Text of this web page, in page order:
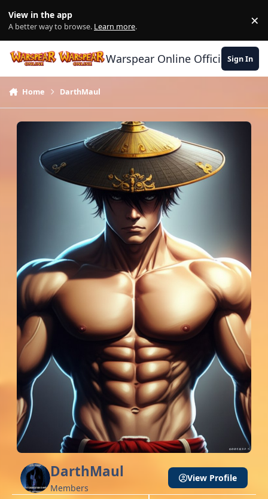
View in the app
A better way to browse. Learn more. ×
Warspear Online Official Forum
Sign In
Home DаrthMaul
DаrthMaul
Members
View Profile